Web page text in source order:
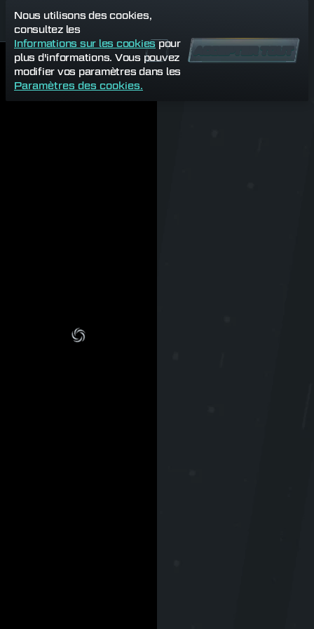
Nous utilisons des cookies,
consultez les
Informations sur les cookiespour
plus d'informations. Vous pouvez
modifier vos paramètres dans les
Paramètres des cookies.
ACCEPTER TOUT